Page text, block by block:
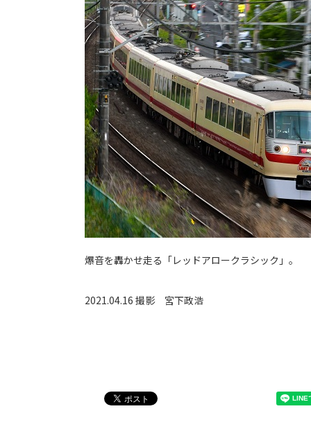
爆音を轟かせ走る「レッドアロークラシック」。
2021.04.16 撮影 宮下政浩